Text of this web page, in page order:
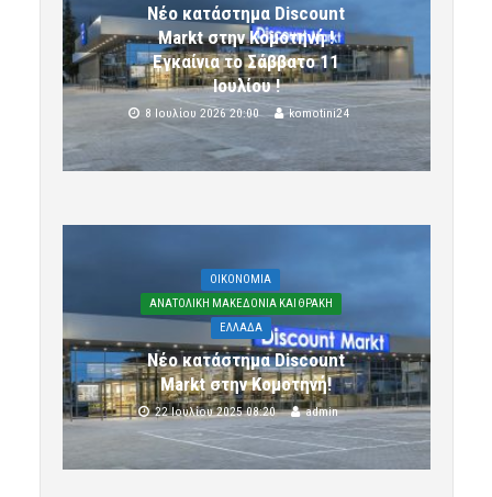
Νέο κατάστημα Discount
Markt στην Κομοτηνή !
Εγκαίνια το Σάββατο 11
Ιουλίου !
8 Ιουλίου 2026 20:00 komotini24
OIKONOMIA
ΑΝΑΤΟΛΙΚΗ ΜΑΚΕΔΟΝΙΑ ΚΑΙ ΘΡΑΚΗ
ΕΛΛΑΔΑ
Νέο κατάστημα Discount
Markt στην Κομοτηνή!
22 Ιουλίου 2025 08:20 admin